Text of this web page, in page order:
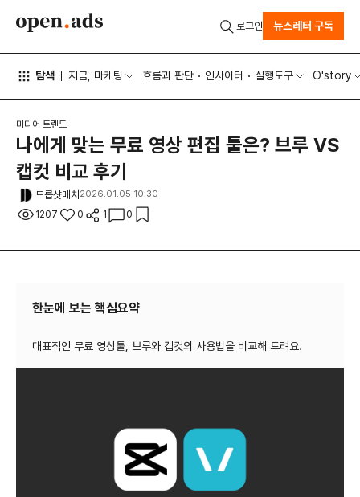
탐색 지금, 마케팅 흐름과 판단 인사이터 실행도구 O'story
로그인 뉴스레터 구독
미디어 트렌드
나에게 맞는 무료 영상 편집 툴은? 브루 VS
캡컷 비교 후기
드롭샷매치 2026.01.05 10:30
1207 0 1 0
한눈에 보는 핵심요약